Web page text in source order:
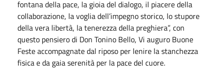
fontana della pace, la gioia del dialogo, il piacere della
collaborazione, la voglia dell’impegno storico, lo stupore
della vera libertà, la tenerezza della preghiera”, con
questo pensiero di Don Tonino Bello, Vi auguro Buone
Feste accompagnate dal riposo per lenire la stanchezza
fisica e da gaia serenità per la pace del cuore.